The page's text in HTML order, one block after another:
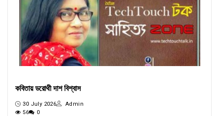
কবিতায় ডরোথী দাশ বিশ্বাস
30 July 2026
Admin
56
0